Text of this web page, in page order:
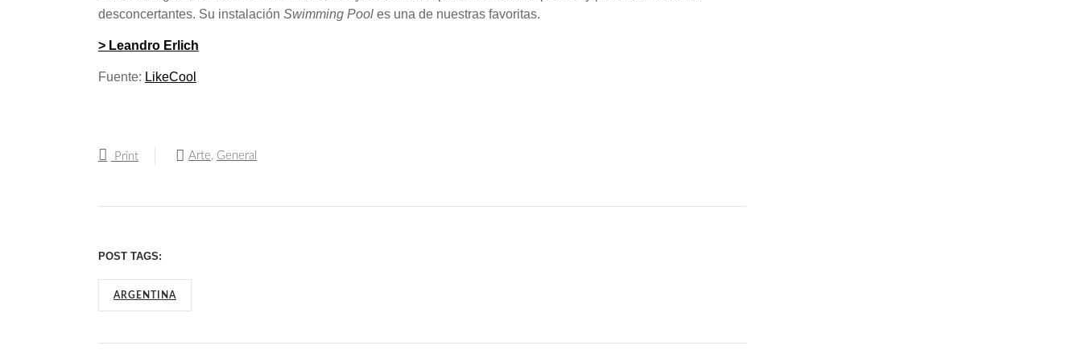
desconcertantes. Su instalación Swimming Pool es una de nuestras favoritas.
> Leandro Erlich
Fuente: LikeCool
Print Arte, General
POST TAGS:
ARGENTINA